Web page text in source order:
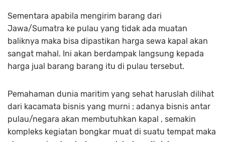
Sementara apabila mengirim barang dari
Jawa/Sumatra ke pulau yang tidak ada muatan
baliknya maka bisa dipastikan harga sewa kapal akan
sangat mahal. Ini akan berdampak langsung kepada
harga jual barang barang itu di pulau tersebut.
Pemahaman dunia maritim yang sehat haruslah dilihat
dari kacamata bisnis yang murni ; adanya bisnis antar
pulau/negara akan membutuhkan kapal , semakin
kompleks kegiatan bongkar muat di suatu tempat maka